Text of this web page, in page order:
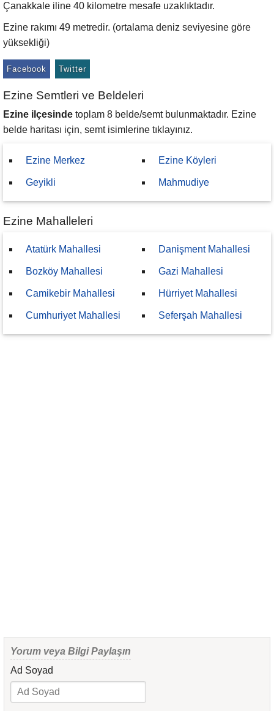
Çanakkale iline 40 kilometre mesafe uzaklıktadır.
Ezine rakımı 49 metredir. (ortalama deniz seviyesine göre
yüksekliği)
Facebook Twitter
Ezine Semtleri ve Beldeleri
Ezine ilçesinde toplam 8 belde/semt bulunmaktadır. Ezine
belde haritası için, semt isimlerine tıklayınız.
Ezine Merkez
Geyikli
Ezine Köyleri
Mahmudiye
Ezine Mahalleleri
Atatürk Mahallesi
Bozköy Mahallesi
Camikebir Mahallesi
Cumhuriyet Mahallesi
Danişment Mahallesi
Gazi Mahallesi
Hürriyet Mahallesi
Seferşah Mahallesi
Yorum veya Bilgi Paylaşın
Ad Soyad